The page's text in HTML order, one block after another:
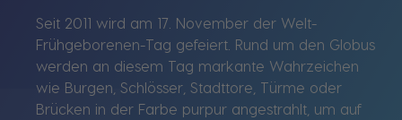
Seit 2011 wird am 17. November der Welt-
Frühgeborenen-Tag gefeiert. Rund um den Globus
werden an diesem Tag markante Wahrzeichen
wie Burgen, Schlösser, Stadttore, Türme oder
Brücken in der Farbe purpur angestrahlt, um auf